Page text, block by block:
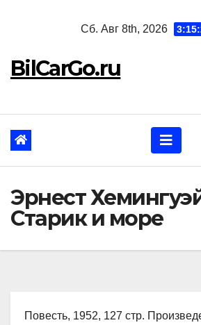
Сб. Авг 8th, 2026
BilCarGo.ru
Эрнест
Старик и море
Повесть, 1952, 127 стр.